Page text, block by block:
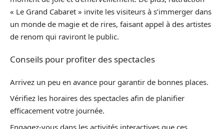
« Le Grand Cabaret » invite les visiteurs à s’immerger dans
un monde de magie et de rires, faisant appel à des artistes
de renom qui raviront le public.
Conseils pour profiter des spectacles
Arrivez un peu en avance pour garantir de bonnes places.
Vérifiez les horaires des spectacles afin de planifier
efficacement votre journée.
Engagez-vous dans les activités interactives que ces